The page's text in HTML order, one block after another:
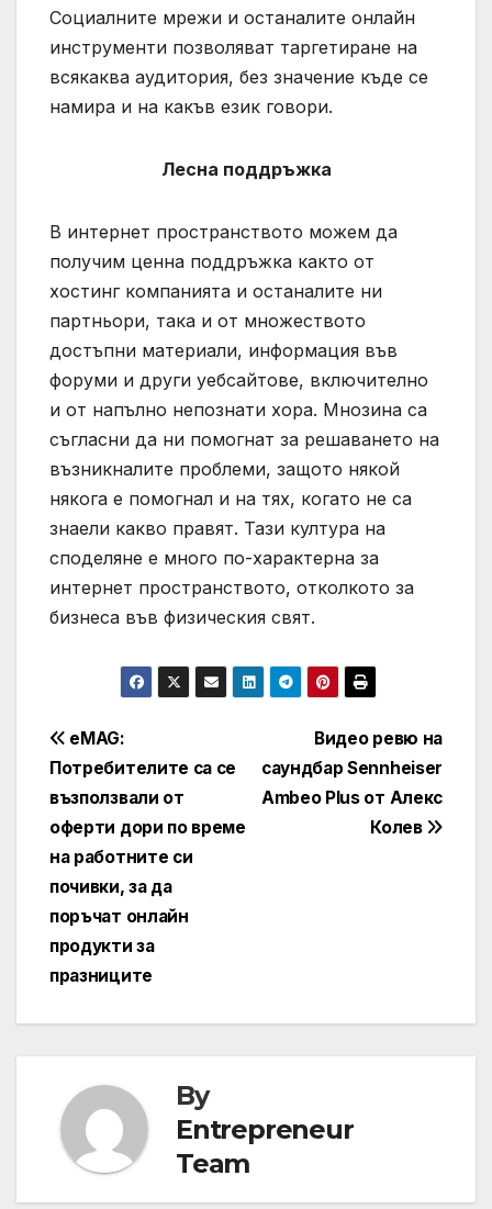
Социалните мрежи и останалите онлайн
инструменти позволяват таргетиране на
всякаква аудитория, без значение къде се
намира и на какъв език говори.
Лесна поддръжка
В интернет пространството можем да
получим ценна поддръжка както от
хостинг компанията и останалите ни
партньори, така и от множеството
достъпни материали, информация във
форуми и други уебсайтове, включително
и от напълно непознати хора. Мнозина са
съгласни да ни помогнат за решаването на
възникналите проблеми, защото някой
някога е помогнал и на тях, когато не са
знаели какво правят. Тази култура на
споделяне е много по-характерна за
интернет пространството, отколкото за
бизнеса във физическия свят.
Навигация
Видео ревю на
саундбар Sennheiser
Ambeo Plus от Алекс
Колев
eMAG:
Потребителите са се
възползвали от
оферти дори по време
на работните си
почивки, за да
поръчат онлайн
продукти за
празниците
By
Entrepreneur
Team